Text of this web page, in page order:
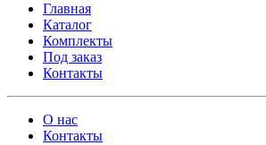
Главная
Каталог
Комплекты
Под заказ
Контакты
О нас
Контакты